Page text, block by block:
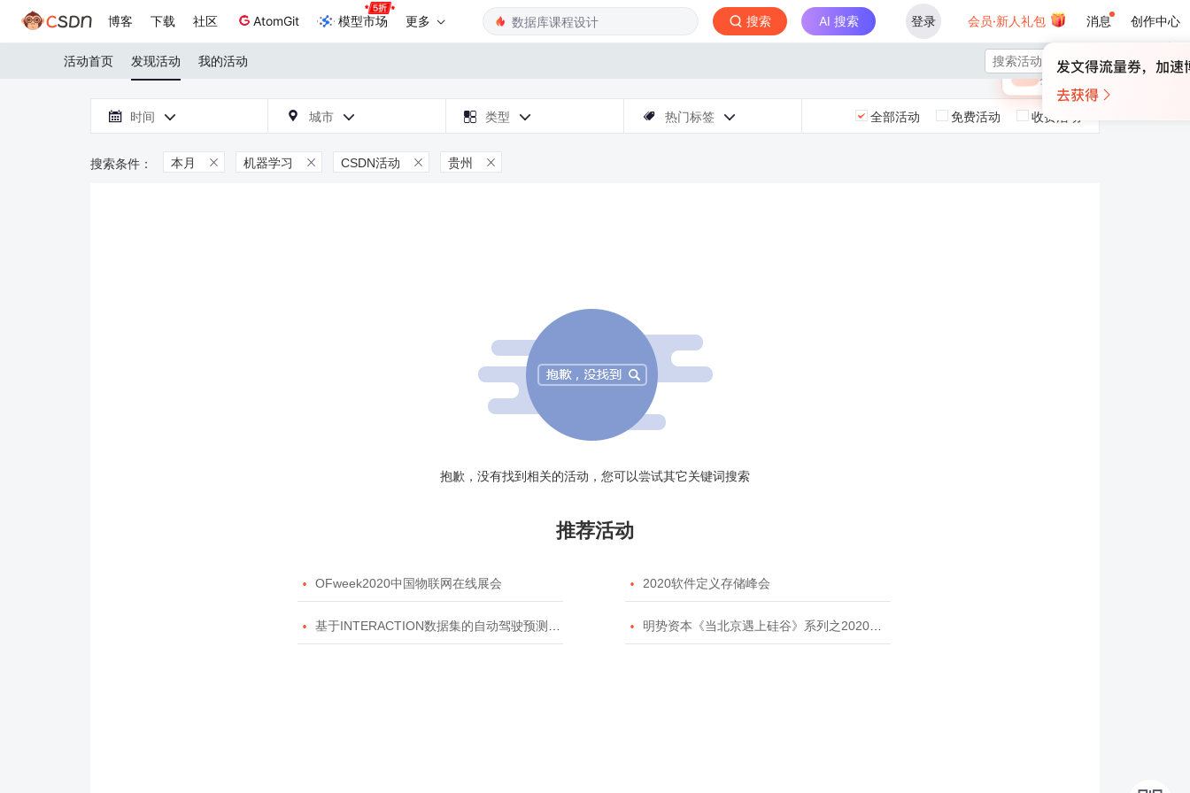
博客 下载 社区 AtomGit 模型市场 更多 搜索 AI 搜索 登录 会员·新人礼包 消息 创作中心
×
🎁 未登录
登录领取最高
活动首页 发现活动 我的活动 
 时间   城市   类型   热门标签  全部活动 免费活动 收费活动
本月  机器学习  CSDN活动  贵州 
抱歉，没有找到相关的活动，您可以尝试其它关键词搜索
推荐活动
 OFweek2020中国物联网在线展会  2020软件定义存储峰会
 基于INTERACTION数据集的自动驾驶预测模型挑战赛  明势资本《当北京遇上硅谷》系列之2020年度开源峰会